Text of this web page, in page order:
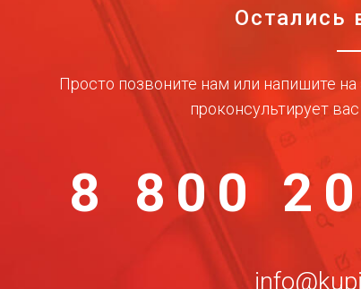
Остались
Просто позвоните нам или напишите
проконсультирует
8 800